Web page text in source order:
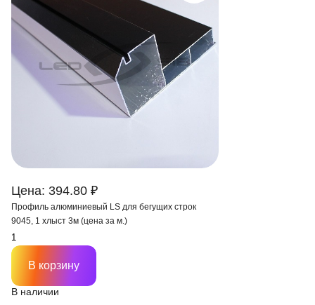
Цена: 394.80 ₽
Профиль алюминиевый LS для бегущих строк
9045, 1 хлыст 3м (цена за м.)
В наличии
В корзину